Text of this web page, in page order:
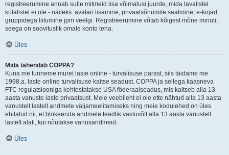
registreerumine annab sulle mitmeid lisa võimalusi juurde, mida tavalistel
külalistel ei ole - näiteks: avatari lisamine, privaatsõnumite saatmine, e-kirjad,
gruppidega liitumine jpm veelgi. Registreerumine võtab kõigest mõne minuti,
seega on soovituslik omale konto teha.
Üles
Mida tähendab COPPA?
Kuna me tunneme muret laste online - turvalisuse pärast, siis täidame me
1998.a. laste online turvalisuse kaitse seadust. COPPA ja sellega kaasneva
FTC regulatsiooniga kehtestatakse USA föderaalseadus, mis kaitseb alla 13
aasta vanuste laste privaatsust. Meie veebileht ei ole ette nähtud alla 13 aasta
vanustelt lastelt andmete väljameelitamiseks ning meie kodulehed on üles
ehitatud nii, et blokeerida andmete teadlik vastuvõtt alla 13 aasta vanustelt
lastelt alati, kui nõutakse vanusandmeid.
Üles